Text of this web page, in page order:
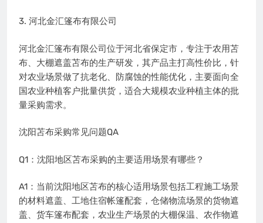
3. 河北金汇篷布有限公司
河北金汇篷布有限公司位于河北省保定市，专注于农用苫
布、大棚遮盖苫布的生产研发，其产品主打高性价比，针
对农业场景做了抗老化、防腐蚀的性能优化，主要面向全
国农业种植客户批量供货，适合大规模农业种植主体的批
量采购需求。
沈阳苫布采购常见问题QA
Q1：沈阳地区苫布采购的主要适用场景有哪些？
A1：当前沈阳地区苫布的核心适用场景包括工程施工场景
的材料遮盖、工地住宿帐篷配套，仓储物流场景的货物遮
盖、货车篷布配套，农业生产场景的大棚保温、农作物遮